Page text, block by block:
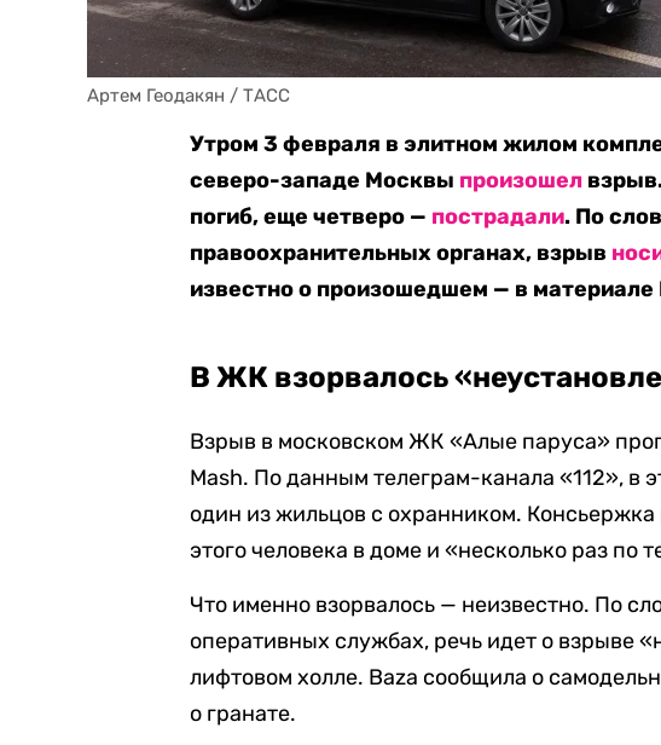
Артем Геодакян / ТАСС
Утром 3 февраля в элитном жилом
северо-западе Москвы произошел
погиб, еще четверо — пострадали. По
правоохранительных органах, взрыв
известно о произошедшем — в материале
В ЖК взорвалось
Взрыв в московском ЖК «Алые паруса»
Mash. По данным телеграм-канала «112», в
один из жильцов с охранником. Консьержка
этого человека в доме и «несколько раз по
Что именно взорвалось — неизвестно. По
оперативных службах, речь идет о взрыве
лифтовом холле. Baza сообщила о
о гранате.